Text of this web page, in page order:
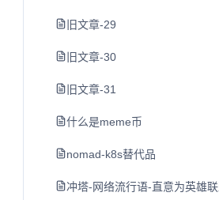
旧文章-29
旧文章-30
旧文章-31
什么是meme币
nomad-k8s替代品
冲塔-网络流行语-直意为英雄